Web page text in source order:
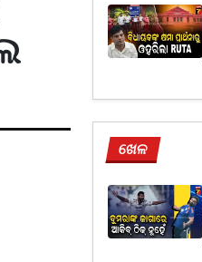
ଖେଳ